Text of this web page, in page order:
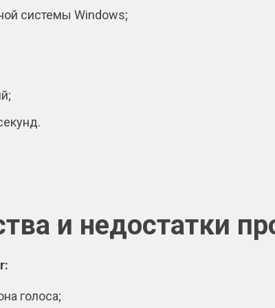
системы Windows;
и недостатки
голоса;